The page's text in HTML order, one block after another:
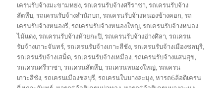
เครนรับจ้างมะขามหย่ง,รถเครนรับจ้างศรีราชา,รถเครนรับจ้าง
สัตหีบ,รถเครนรับจ้างสำนักบก,รถเครนรับจ้างหนองข้างคอก,รถ
เครนรับจ้างหนองรี,รถเครนรับจ้างหนองใหญ่,รถเครนรับจ้างหนอง
ไม้แดง,รถเครนรับจ้างห้วยกะปิ,รถเครนรับจ้างอ่างศิลา,รถเครน
รับจ้างเกาะจันทร์,รถเครนรับจ้างเกาะสีชัง,รถเครนรับจ้างเมืองชลบุรี,
รถเครนรับจ้างเสม็ด,รถเครนรับจ้างเหมือง,รถเครนรับจ้างแสนสุข,
รถเครนศรีราชา,รถเครนสัตหีบ,รถเครนหนองใหญ่,รถเครน
เกาะสีชัง,รถเครนเมืองชลบุรี,รถเครนในบางละมุง,หารถ6ล้อติเครน